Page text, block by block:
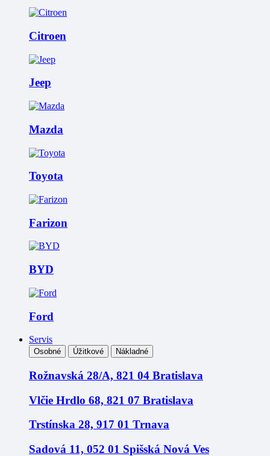
Citroen
Jeep
Mazda
Toyota
Farizon
BYD
Ford
Servis
Osobné Úžitkové Nákladné
Rožnavská 28/A, 821 04 Bratislava
Vlčie Hrdlo 68, 821 07 Bratislava
Trstínska 28, 917 01 Trnava
Sadová 11, 052 01 Spišská Nová Ves